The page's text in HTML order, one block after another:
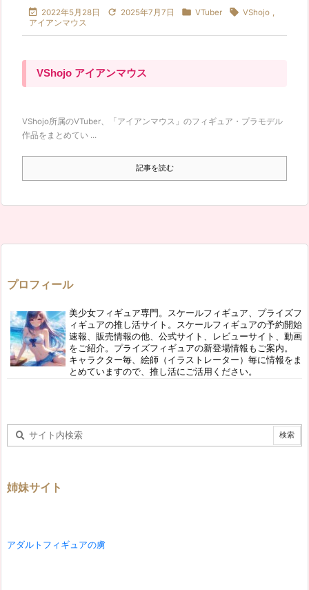
 2022年5月28日  2025年7月7日  VTuber  VShojo ,
アイアンマウス
VShojo アイアンマウス
VShojo所属のVTuber、「アイアンマウス」のフィギュア・プラモデル
作品をまとめてい ...
記事を読む
プロフィール
美少女フィギュア専門。スケールフィギュア、プライズフ
ィギュアの推し活サイト。スケールフィギュアの予約開始
速報、販売情報の他、公式サイト、レビューサイト、動画
をご紹介。プライズフィギュアの新登場情報もご案内。
キャラクター毎、絵師（イラストレーター）毎に情報をま
とめていますので、推し活にご活用ください。
姉妹サイト
アダルトフィギュアの虜